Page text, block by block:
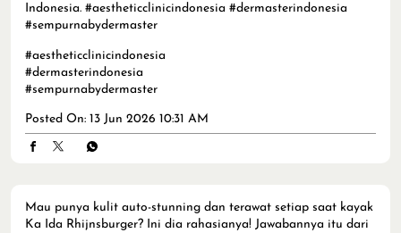
Indonesia. #aestheticclinicindonesia #dermasterindonesia
#sempurnabydermaster
#aestheticclinicindonesia
#dermasterindonesia
#sempurnabydermaster
Posted On: 13 Jun 2026 10:31 AM
Mau punya kulit auto-stunning dan terawat setiap saat kayak
Ka Ida Rhijnsburger? Ini dia rahasianya! Jawabannya itu dari